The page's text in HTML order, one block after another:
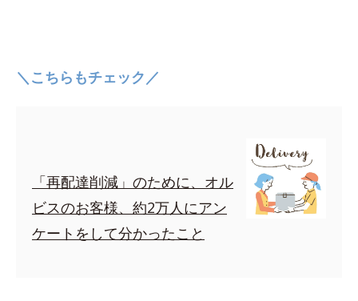
＼こちらもチェック／
「再配達削減」のために、オル
ビスのお客様、約2万人にアン
ケートをして分かったこと